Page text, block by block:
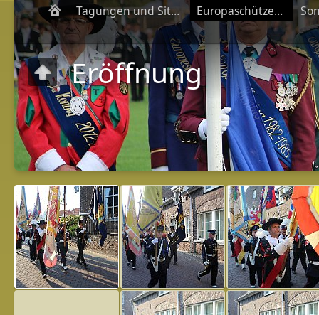
Tagungen und Sitzungen Europaschützenfeste
Eröffnung